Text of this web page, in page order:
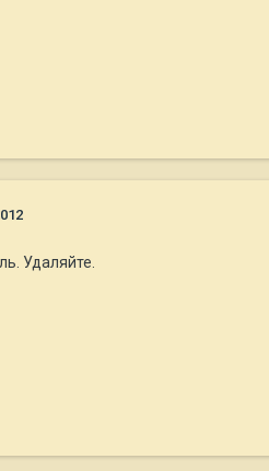
Удаляйте.